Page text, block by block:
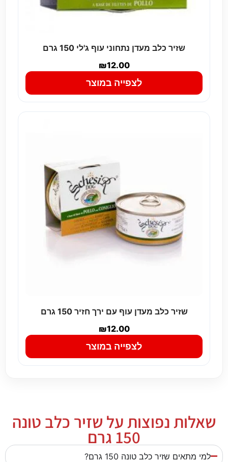
שזיר כלב מעדן נתחוני עוף ג'לי 150 גרם
₪12.00
לצפייה במוצר
שזיר כלב מעדן עוף עם ירך חזיר 150 גרם
₪12.00
לצפייה במוצר
שאלות נפוצות על שזיר כלב טונה
150 גרם
למי מתאים שזיר כלב טונה 150 גרם?